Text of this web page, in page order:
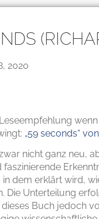
2020
„59 seconds“
nicht ganz neu,
dem erklärt wird,
Die Unterteilung
dieses Buch jedoch